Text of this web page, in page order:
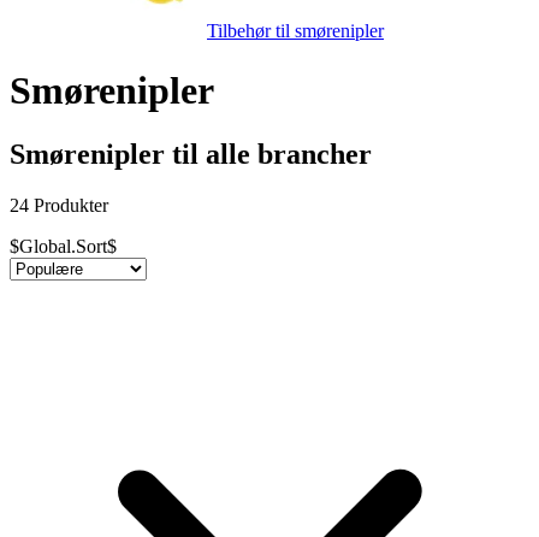
Tilbehør til smørenipler
Smørenipler
Smørenipler til alle brancher
24 Produkter
$Global.Sort$